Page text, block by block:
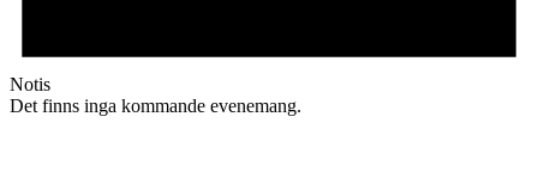
Notis
Det finns inga kommande evenemang.